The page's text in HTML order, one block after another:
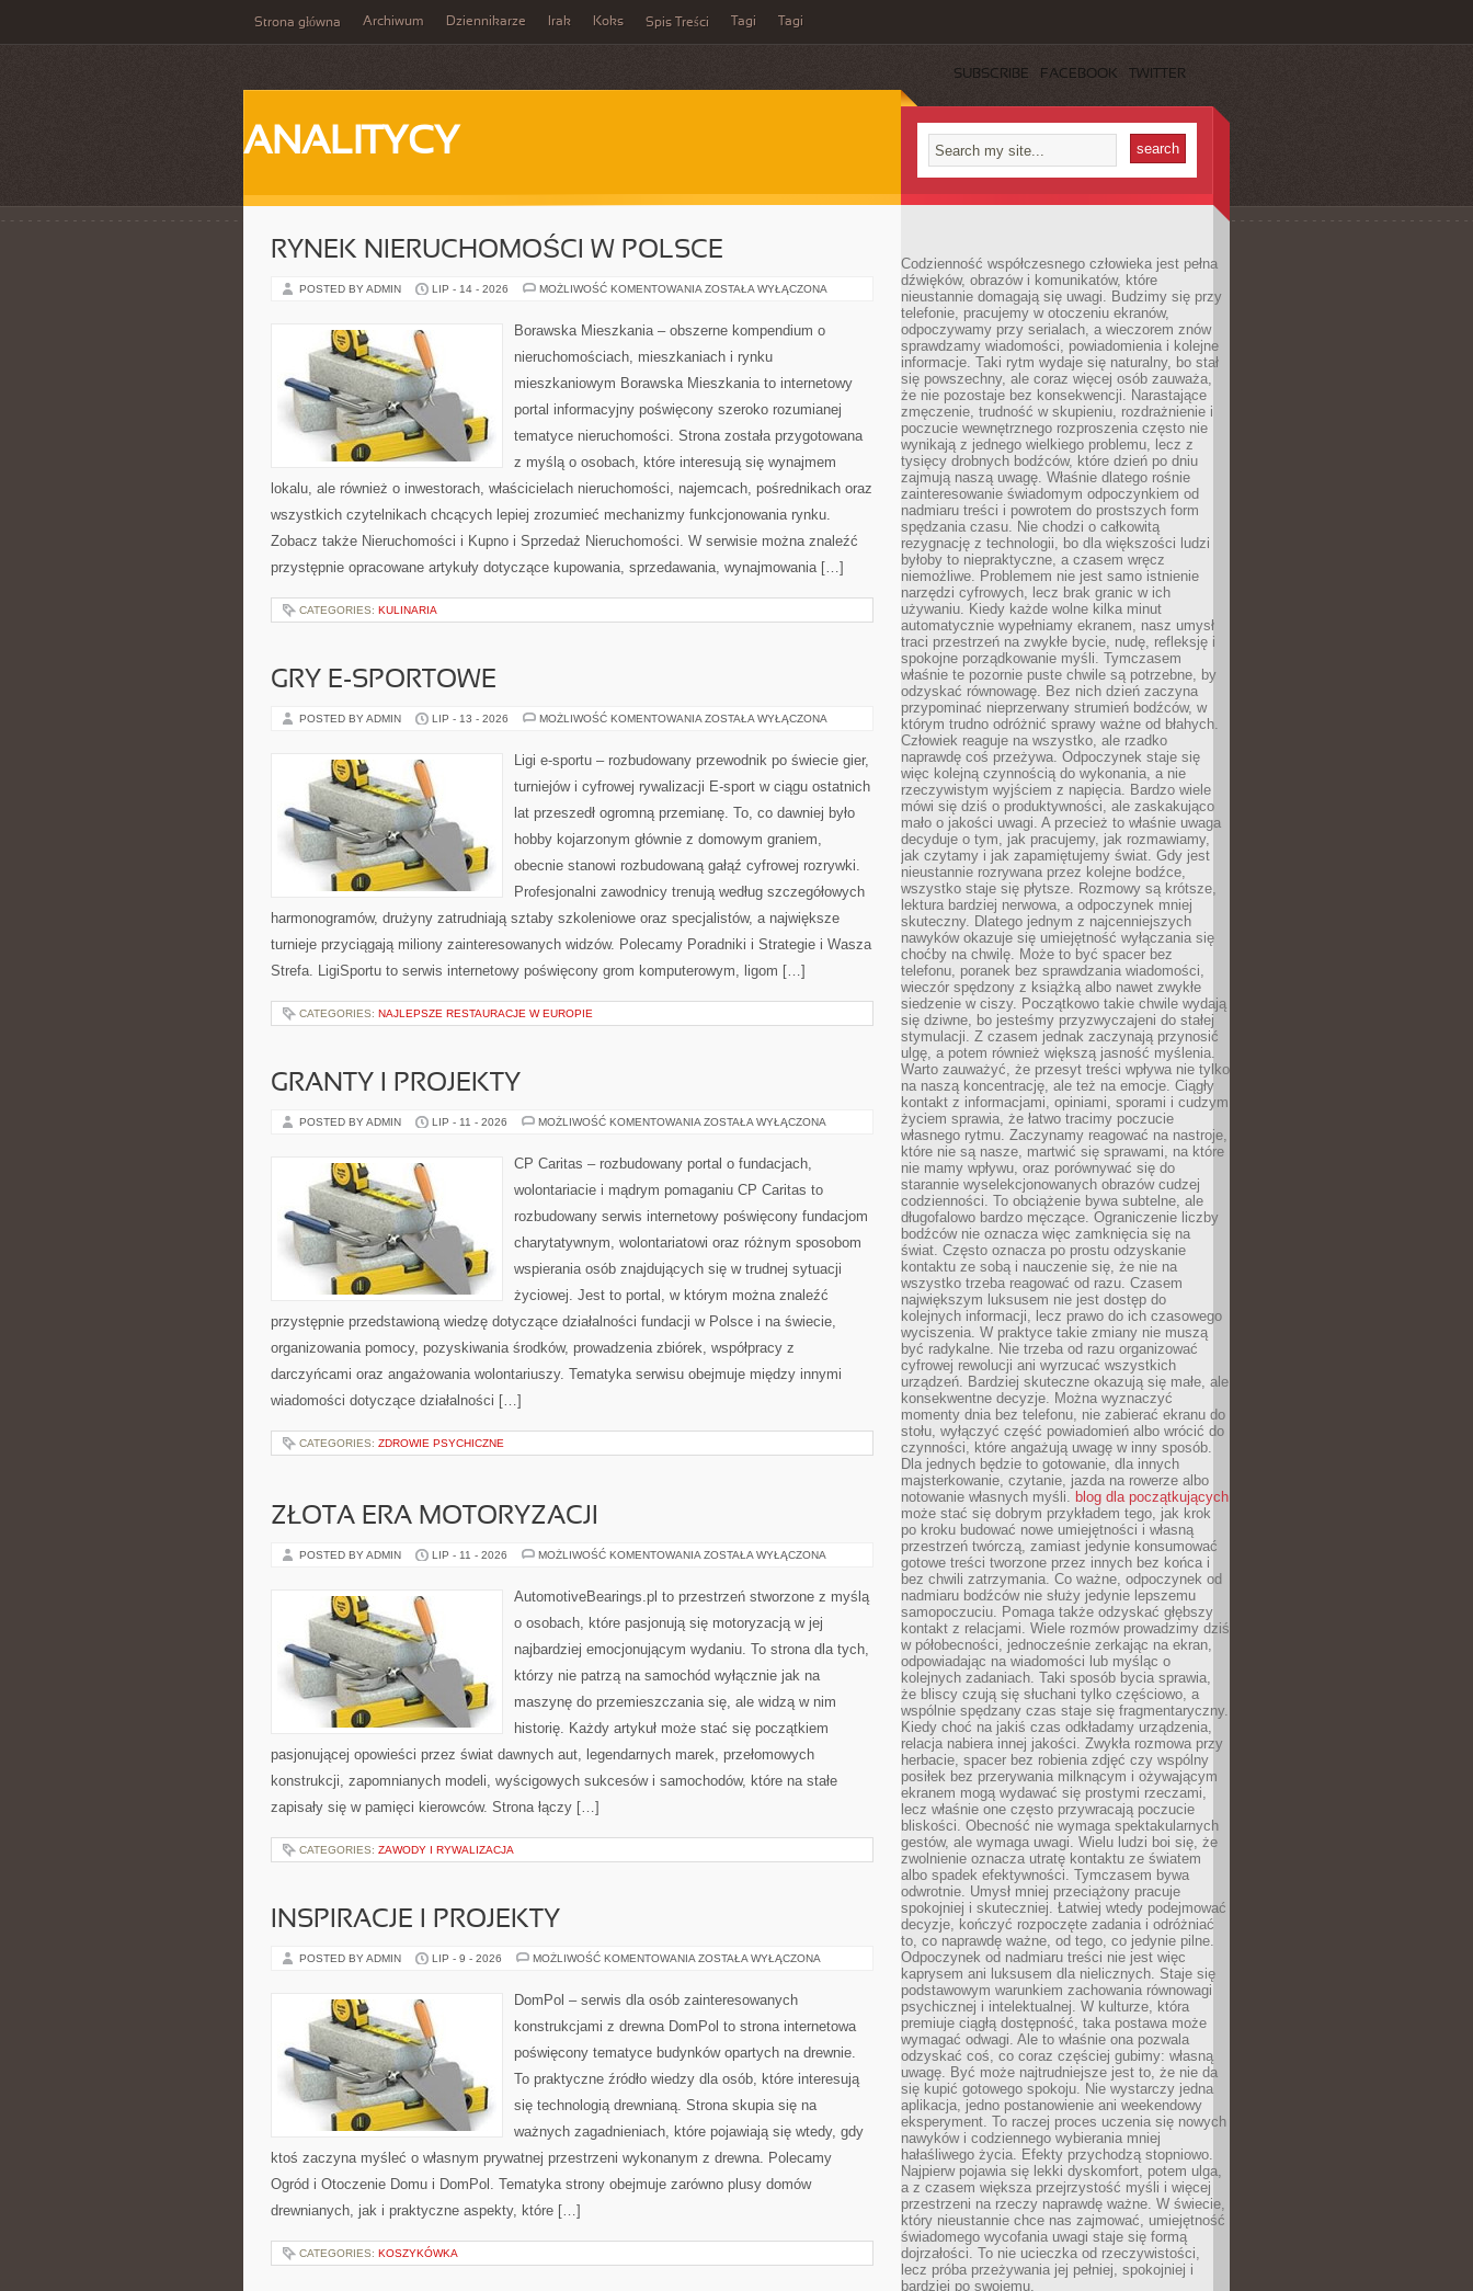
Strona główna Archiwum Dziennikarze Irak Koks Spis Treści Tagi Tagi
SUBSCRIBE FACEBOOK TWITTER
ANALITYCY
RYNEK NIERUCHOMOŚCI W POLSCE
POSTED BY ADMIN LIP - 14 - 2026 MOŻLIWOŚĆ KOMENTOWANIA RYNEK
POLSCE
ZOSTAŁA WYŁĄCZONA
Borawska Mieszkania – obszerne kompendium o
nieruchomościach, mieszkaniach i rynku
mieszkaniowym Borawska Mieszkania to internetowy
portal informacyjny poświęcony szeroko rozumianej
tematyce nieruchomości. Strona została przygotowana
z myślą o osobach, które interesują się wynajmem
lokalu, ale również o inwestorach, właścicielach nieruchomości, najemcach, pośrednikach oraz
wszystkich czytelnikach chcących lepiej zrozumieć mechanizmy funkcjonowania rynku.
Zobacz także Nieruchomości i Kupno i Sprzedaż Nieruchomości. W serwisie można znaleźć
przystępnie opracowane artykuły dotyczące kupowania, sprzedawania, wynajmowania […]
CATEGORIES: KULINARIA
GRY E-SPORTOWE
POSTED BY ADMIN LIP - 13 - 2026 MOŻLIWOŚĆ KOMENTOWANIA GRY
ZOSTAŁA WYŁĄCZONA
Ligi e-sportu – rozbudowany przewodnik po świecie gier,
turniejów i cyfrowej rywalizacji E-sport w ciągu ostatnich
lat przeszedł ogromną przemianę. To, co dawniej było
hobby kojarzonym głównie z domowym graniem,
obecnie stanowi rozbudowaną gałąź cyfrowej rozrywki.
Profesjonalni zawodnicy trenują według szczegółowych
harmonogramów, drużyny zatrudniają sztaby szkoleniowe oraz specjalistów, a największe
turnieje przyciągają miliony zainteresowanych widzów. Polecamy Poradniki i Strategie i Wasza
Strefa. LigiSportu to serwis internetowy poświęcony grom komputerowym, ligom […]
CATEGORIES: NAJLEPSZE RESTAURACJE W EUROPIE
GRANTY I PROJEKTY
POSTED BY ADMIN LIP - 11 - 2026 MOŻLIWOŚĆ KOMENTOWANIA GRANTY
ZOSTAŁA WYŁĄCZONA
CP Caritas – rozbudowany portal o fundacjach,
wolontariacie i mądrym pomaganiu CP Caritas to
rozbudowany serwis internetowy poświęcony fundacjom
charytatywnym, wolontariatowi oraz różnym sposobom
wspierania osób znajdujących się w trudnej sytuacji
życiowej. Jest to portal, w którym można znaleźć
przystępnie przedstawioną wiedzę dotyczące działalności fundacji w Polsce i na świecie,
organizowania pomocy, pozyskiwania środków, prowadzenia zbiórek, współpracy z
darczyńcami oraz angażowania wolontariuszy. Tematyka serwisu obejmuje między innymi
wiadomości dotyczące działalności […]
CATEGORIES: ZDROWIE PSYCHICZNE
ZŁOTA ERA MOTORYZACJI
POSTED BY ADMIN LIP - 11 - 2026 MOŻLIWOŚĆ KOMENTOWANIA ZŁOTA
ZOSTAŁA WYŁĄCZONA
AutomotiveBearings.pl to przestrzeń stworzone z myślą
o osobach, które pasjonują się motoryzacją w jej
najbardziej emocjonującym wydaniu. To strona dla tych,
którzy nie patrzą na samochód wyłącznie jak na
maszynę do przemieszczania się, ale widzą w nim
historię. Każdy artykuł może stać się początkiem
pasjonującej opowieści przez świat dawnych aut, legendarnych marek, przełomowych
konstrukcji, zapomnianych modeli, wyścigowych sukcesów i samochodów, które na stałe
zapisały się w pamięci kierowców. Strona łączy […]
CATEGORIES: ZAWODY I RYWALIZACJA
INSPIRACJE I PROJEKTY
POSTED BY ADMIN LIP - 9 - 2026 MOŻLIWOŚĆ KOMENTOWANIA INSPIRACJE
ZOSTAŁA WYŁĄCZONA
DomPol – serwis dla osób zainteresowanych
konstrukcjami z drewna DomPol to strona internetowa
poświęcony tematyce budynków opartych na drewnie.
To praktyczne źródło wiedzy dla osób, które interesują
się technologią drewnianą. Strona skupia się na
ważnych zagadnieniach, które pojawiają się wtedy, gdy
ktoś zaczyna myśleć o własnym prywatnej przestrzeni wykonanym z drewna. Polecamy
Ogród i Otoczenie Domu i DomPol. Tematyka strony obejmuje zarówno plusy domów
drewnianych, jak i praktyczne aspekty, które […]
CATEGORIES: KOSZYKÓWKA
Codzienność współczesnego człowieka jest pełna
dźwięków, obrazów i komunikatów, które
nieustannie domagają się uwagi. Budzimy się przy
telefonie, pracujemy w otoczeniu ekranów,
odpoczywamy przy serialach, a wieczorem znów
sprawdzamy wiadomości, powiadomienia i kolejne
informacje. Taki rytm wydaje się naturalny, bo stał
się powszechny, ale coraz więcej osób zauważa,
że nie pozostaje bez konsekwencji. Narastające
zmęczenie, trudność w skupieniu, rozdrażnienie i
poczucie wewnętrznego rozproszenia często nie
wynikają z jednego wielkiego problemu, lecz z
tysięcy drobnych bodźców, które dzień po dniu
zajmują naszą uwagę. Właśnie dlatego rośnie
zainteresowanie świadomym odpoczynkiem od
nadmiaru treści i powrotem do prostszych form
spędzania czasu. Nie chodzi o całkowitą
rezygnację z technologii, bo dla większości ludzi
byłoby to niepraktyczne, a czasem wręcz
niemożliwe. Problemem nie jest samo istnienie
narzędzi cyfrowych, lecz brak granic w ich
używaniu. Kiedy każde wolne kilka minut
automatycznie wypełniamy ekranem, nasz umysł
traci przestrzeń na zwykłe bycie, nudę, refleksję i
spokojne porządkowanie myśli. Tymczasem
właśnie te pozornie puste chwile są potrzebne, by
odzyskać równowagę. Bez nich dzień zaczyna
przypominać nieprzerwany strumień bodźców, w
którym trudno odróżnić sprawy ważne od błahych.
Człowiek reaguje na wszystko, ale rzadko
naprawdę coś przeżywa. Odpoczynek staje się
więc kolejną czynnością do wykonania, a nie
rzeczywistym wyjściem z napięcia. Bardzo wiele
mówi się dziś o produktywności, ale zaskakująco
mało o jakości uwagi. A przecież to właśnie uwaga
decyduje o tym, jak pracujemy, jak rozmawiamy,
jak czytamy i jak zapamiętujemy świat. Gdy jest
nieustannie rozrywana przez kolejne bodźce,
wszystko staje się płytsze. Rozmowy są krótsze,
lektura bardziej nerwowa, a odpoczynek mniej
skuteczny. Dlatego jednym z najcenniejszych
nawyków okazuje się umiejętność wyłączania się
choćby na chwilę. Może to być spacer bez
telefonu, poranek bez sprawdzania wiadomości,
wieczór spędzony z książką albo nawet zwykłe
siedzenie w ciszy. Początkowo takie chwile wydają
się dziwne, bo jesteśmy przyzwyczajeni do stałej
stymulacji. Z czasem jednak zaczynają przynosić
ulgę, a potem również większą jasność myślenia.
Warto zauważyć, że przesyt treści wpływa nie tylko
na naszą koncentrację, ale też na emocje. Ciągły
kontakt z informacjami, opiniami, sporami i cudzym
życiem sprawia, że łatwo tracimy poczucie
własnego rytmu. Zaczynamy reagować na nastroje,
które nie są nasze, martwić się sprawami, na które
nie mamy wpływu, oraz porównywać się do
starannie wyselekcjonowanych obrazów cudzej
codzienności. To obciążenie bywa subtelne, ale
długofalowo bardzo męczące. Ograniczenie liczby
bodźców nie oznacza więc zamknięcia się na
świat. Często oznacza po prostu odzyskanie
kontaktu ze sobą i nauczenie się, że nie na
wszystko trzeba reagować od razu. Czasem
największym luksusem nie jest dostęp do
kolejnych informacji, lecz prawo do ich czasowego
wyciszenia. W praktyce takie zmiany nie muszą
być radykalne. Nie trzeba od razu organizować
cyfrowej rewolucji ani wyrzucać wszystkich
urządzeń. Bardziej skuteczne okazują się małe, ale
konsekwentne decyzje. Można wyznaczyć
momenty dnia bez telefonu, nie zabierać ekranu do
stołu, wyłączyć część powiadomień albo wrócić do
czynności, które angażują uwagę w inny sposób.
Dla jednych będzie to gotowanie, dla innych
majsterkowanie, czytanie, jazda na rowerze albo
notowanie własnych myśli. blog dla początkujących
może stać się dobrym przykładem tego, jak krok
po kroku budować nowe umiejętności i własną
przestrzeń twórczą, zamiast jedynie konsumować
gotowe treści tworzone przez innych bez końca i
bez chwili zatrzymania. Co ważne, odpoczynek od
nadmiaru bodźców nie służy jedynie lepszemu
samopoczuciu. Pomaga także odzyskać głębszy
kontakt z relacjami. Wiele rozmów prowadzimy dziś
w półobecności, jednocześnie zerkając na ekran,
odpowiadając na wiadomości lub myśląc o
kolejnych zadaniach. Taki sposób bycia sprawia,
że bliscy czują się słuchani tylko częściowo, a
wspólnie spędzany czas staje się fragmentaryczny.
Kiedy choć na jakiś czas odkładamy urządzenia,
relacja nabiera innej jakości. Zwykła rozmowa przy
herbacie, spacer bez robienia zdjęć czy wspólny
posiłek bez przerywania milknącym i ożywającym
ekranem mogą wydawać się prostymi rzeczami,
lecz właśnie one często przywracają poczucie
bliskości. Obecność nie wymaga spektakularnych
gestów, ale wymaga uwagi. Wielu ludzi boi się, że
zwolnienie oznacza utratę kontaktu ze światem
albo spadek efektywności. Tymczasem bywa
odwrotnie. Umysł mniej przeciążony pracuje
spokojniej i skuteczniej. Łatwiej wtedy podejmować
decyzje, kończyć rozpoczęte zadania i odróżniać
to, co naprawdę ważne, od tego, co jedynie pilne.
Odpoczynek od nadmiaru treści nie jest więc
kaprysem ani luksusem dla nielicznych. Staje się
podstawowym warunkiem zachowania równowagi
psychicznej i intelektualnej. W kulturze, która
premiuje ciągłą dostępność, taka postawa może
wymagać odwagi. Ale to właśnie ona pozwala
odzyskać coś, co coraz częściej gubimy: własną
uwagę. Być może najtrudniejsze jest to, że nie da
się kupić gotowego spokoju. Nie wystarczy jedna
aplikacja, jedno postanowienie ani weekendowy
eksperyment. To raczej proces uczenia się nowych
nawyków i codziennego wybierania mniej
hałaśliwego życia. Efekty przychodzą stopniowo.
Najpierw pojawia się lekki dyskomfort, potem ulga,
a z czasem większa przejrzystość myśli i więcej
przestrzeni na rzeczy naprawdę ważne. W świecie,
który nieustannie chce nas zajmować, umiejętność
świadomego wycofania uwagi staje się formą
dojrzałości. To nie ucieczka od rzeczywistości,
lecz próba przeżywania jej pełniej, spokojniej i
bardziej po swojemu.